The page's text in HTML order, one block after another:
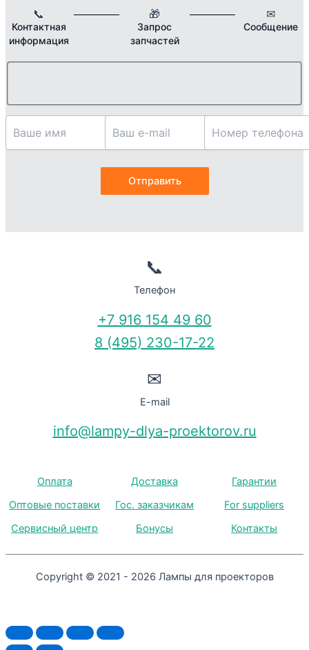
📞
Контактная
информация
🎁
Запрос
запчастей
✉
Сообщение
📞
Телефон
+7 916 154 49 60
8 (495) 230-17-22
✉
E-mail
info@lampy-dlya-proektorov.ru
Оплата Доставка
Гарантии
Оптовые поставки
Гос. заказчикам
For suppliers
Сервисный центр
Бонусы Контакты
Copyright © 2021 - 2026 Лампы для проекторов